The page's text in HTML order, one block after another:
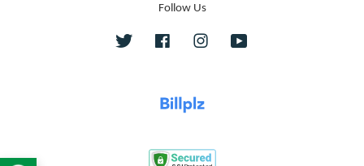
Follow Us
Twitter FacebookInstagram